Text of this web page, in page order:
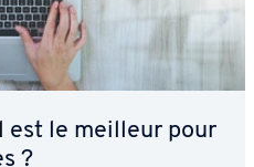
est le meilleur pour
?